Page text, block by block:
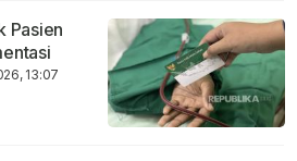
Pasien
13:07